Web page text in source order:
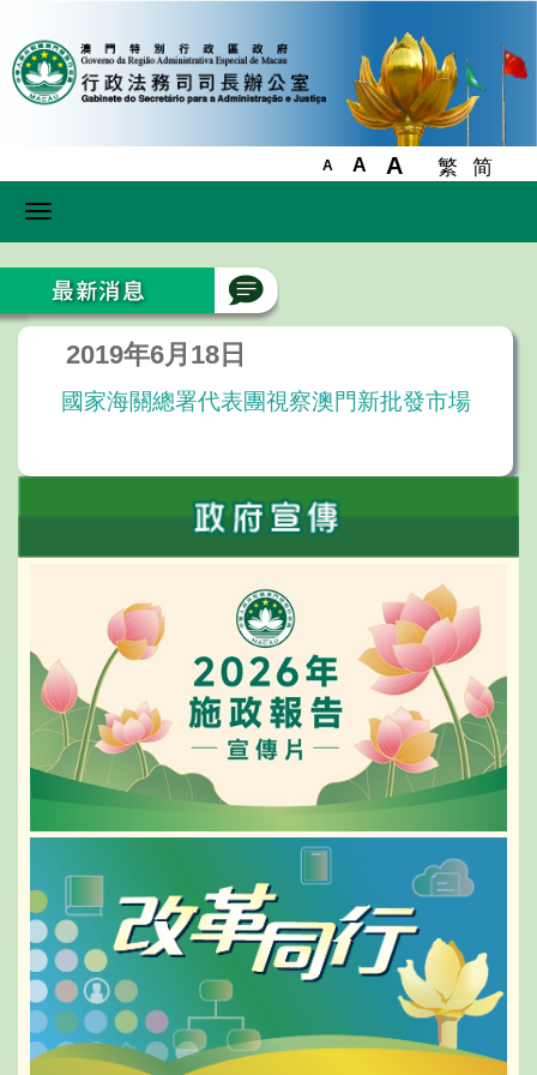
A A A 繁 简
Toggle
2019年6月18日
國家海關總署代表團視察澳門新批發市場